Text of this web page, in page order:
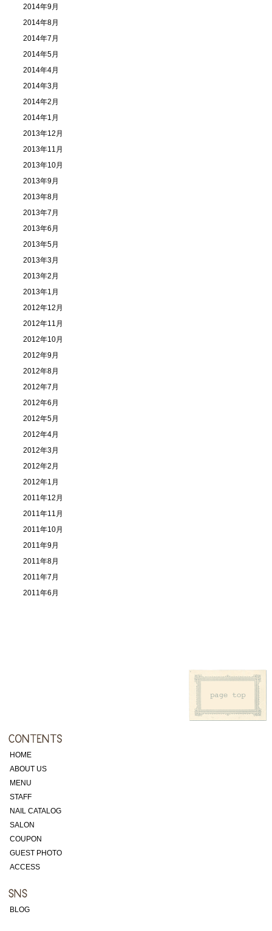
2014年9月
2014年8月
2014年7月
2014年5月
2014年4月
2014年3月
2014年2月
2014年1月
2013年12月
2013年11月
2013年10月
2013年9月
2013年8月
2013年7月
2013年6月
2013年5月
2013年3月
2013年2月
2013年1月
2012年12月
2012年11月
2012年10月
2012年9月
2012年8月
2012年7月
2012年6月
2012年5月
2012年4月
2012年3月
2012年2月
2012年1月
2011年12月
2011年11月
2011年10月
2011年9月
2011年8月
2011年7月
2011年6月
HOME
ABOUT US
MENU
STAFF
NAIL CATALOG
SALON
COUPON
GUEST PHOTO
ACCESS
BLOG